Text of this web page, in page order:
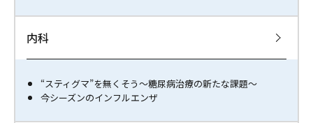
内科
“スティグマ”を無くそう～糖尿病治療の新たな課題～
今シーズンのインフルエンザ